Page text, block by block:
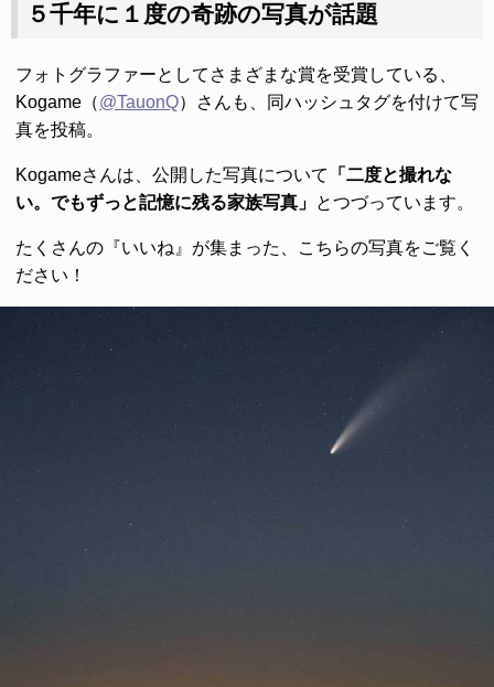
５千年に１度の奇跡の写真が話題
フォトグラファーとしてさまざまな賞を受賞している、
Kogame（@TauonQ）さんも、同ハッシュタグを付けて写
真を投稿。
Kogameさんは、公開した写真について
「二度と撮れな
い。でもずっと記憶に残る家族写真」 とつづっています。
たくさんの『いいね』が集まった、こちらの写真をご覧く
ださい！